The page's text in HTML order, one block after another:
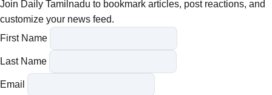
Join Daily Tamilnadu to bookmark articles, post reactions, and
customize your news feed.
First Name
Last Name
Email